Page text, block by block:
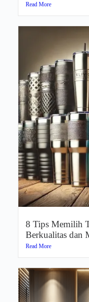
Read More
8 Tips Memilih
Berkualitas dan
Read More